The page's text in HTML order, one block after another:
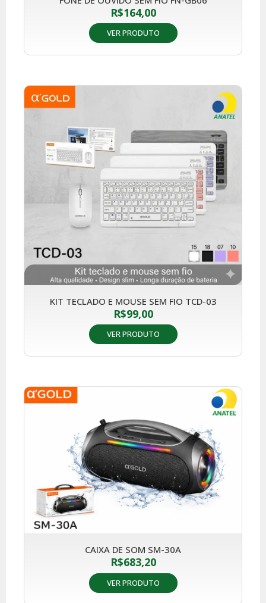
R$164,00
VER PRODUTO
KIT TECLADO E MOUSE SEM FIO TCD-03
R$99,00
VER PRODUTO
CAIXA DE SOM SM-30A
R$683,20
VER PRODUTO